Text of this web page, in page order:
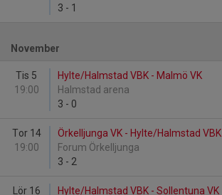
3 - 1
November
Tis 5
19:00
Hylte/Halmstad VBK - Malmö VK
Halmstad arena
3 - 0
Tor 14
19:00
Örkelljunga VK - Hylte/Halmstad VBK
Forum Örkelljunga
3 - 2
Lör 16
Hylte/Halmstad VBK - Sollentuna VK